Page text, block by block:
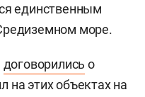
единственным
море.
договорились о
на этих объектах на